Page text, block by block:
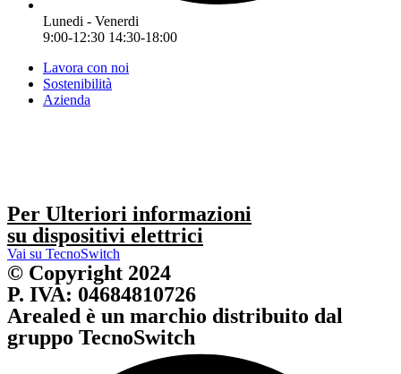
Lunedi - Venerdi
9:00-12:30 14:30-18:00
Lavora con noi
Sostenibilità
Azienda
Per Ulteriori informazioni
su dispositivi elettrici
Vai su TecnoSwitch
© Copyright 2024
P. IVA: 04684810726
Arealed è un marchio distribuito dal
gruppo TecnoSwitch